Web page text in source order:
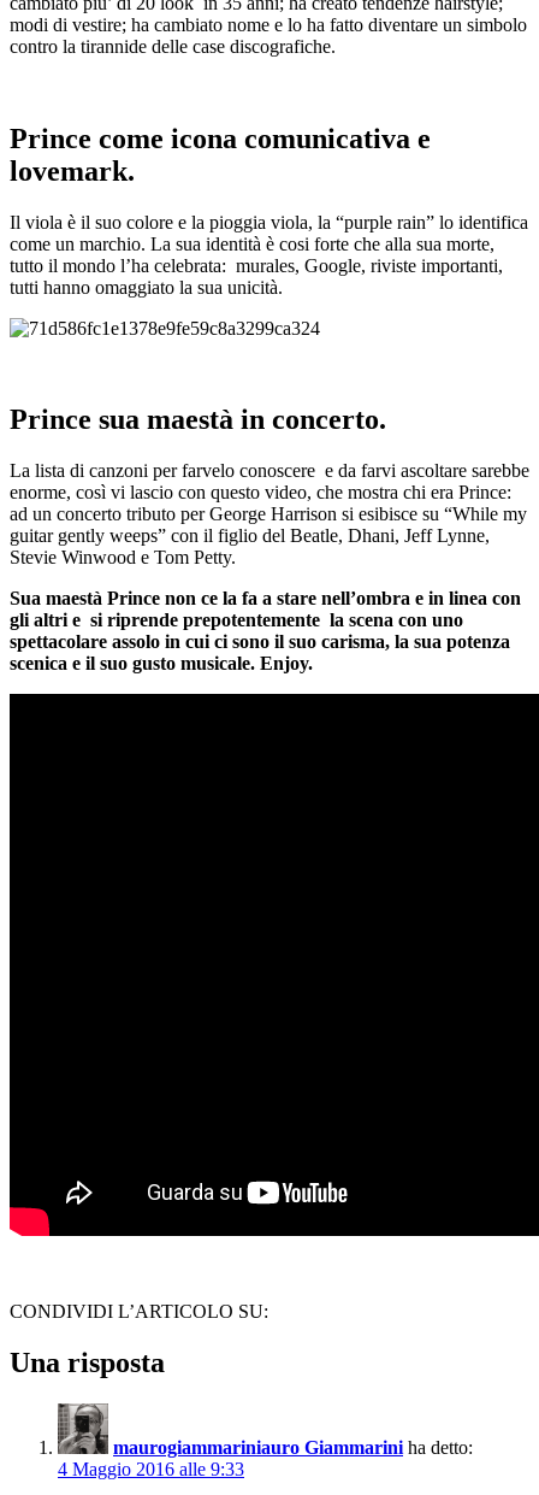
modi di vestire; ha cambiato nome e lo ha fatto diventare un simbolo
contro la tirannide delle case discografiche.
Prince come icona comunicativa e
lovemark.
Il viola è il suo colore e la pioggia viola, la “purple rain” lo identifica
come un marchio. La sua identità è cosi forte che alla sua morte,
tutto il mondo l’ha celebrata: murales, Google, riviste importanti,
tutti hanno omaggiato la sua unicità.
Prince sua maestà in concerto.
La lista di canzoni per farvelo conoscere e da farvi ascoltare sarebbe
enorme, così vi lascio con questo video, che mostra chi era Prince:
ad un concerto tributo per George Harrison si esibisce su “While my
guitar gently weeps” con il figlio del Beatle, Dhani, Jeff Lynne,
Stevie Winwood e Tom Petty.
Sua maestà Prince non ce la fa a stare nell’ombra e in linea con
gli altri e si riprende prepotentemente la scena con uno
spettacolare assolo in cui ci sono il suo carisma, la sua potenza
scenica e il suo gusto musicale. Enjoy.
CONDIVIDI L’ARTICOLO SU:
Una risposta
maurogiammariniauro Giammarini ha detto:
4 Maggio 2016 alle 9:33